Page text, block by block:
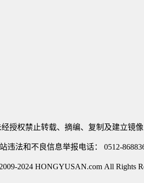
经授权禁止转载、摘编、复制及建立镜
违法和不良信息举报电话： 0512-
2024 HONGYUSAN.com All Rights